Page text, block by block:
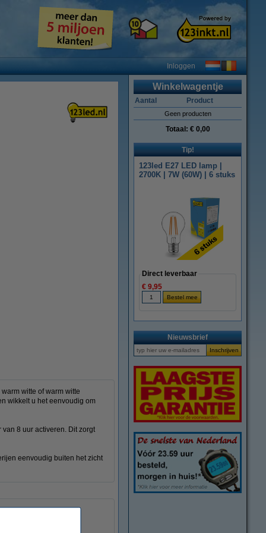
Inloggen
vergroten
witte of warm witte
wikkelt u het eenvoudig om
8 uur activeren. Dit zorgt
eenvoudig buiten het zicht
Winkelwagentje
Aantal Product
Geen producten
Totaal: € 0,00
Tip!
123led E27 LED lamp |
2700K | 7W (60W) | 6 stuks
Direct leverbaar
€ 9,95
Nieuwsbrief